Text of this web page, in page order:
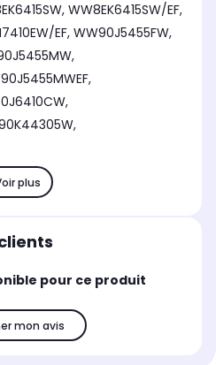
WW8EK6415SW/EF,
EF, WW90J5455FW,
plus
pour ce produit
mon avis